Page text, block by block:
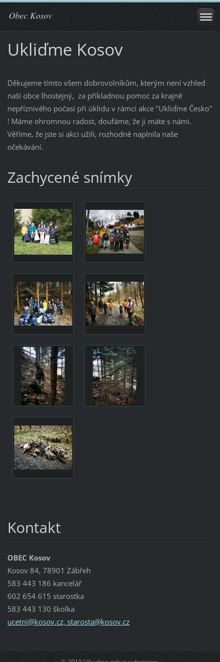
Obec Kosov
Ukliďme Kosov
Děkujeme tímto všem dobrovolníkům, kterým není vzhled
naší obce lhostejný, za příkladnou pomoc za krajně
nepříznivého počasí při úklidu v rámci akce "Ukliďme Česko"
! Máme ohromnou radost, doufáme, že ji máte s námi.
Věříme, že jste si akci užili, rozhodně naplnila naše
očekávání.
Zachycené snímky
Kontakt
OBEC Kosov
Kosov 84, 78901 Zábřeh
583 443 186 kancelář
602 654 615 starostka
583 443 130 školka
ucetni@kosov.cz, starosta@kosov.cz